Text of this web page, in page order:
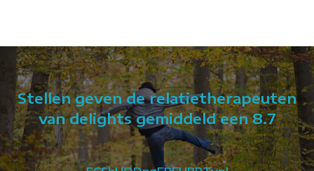
Stellen geven de relatietherapeuten
van delights gemiddeld een 8.7